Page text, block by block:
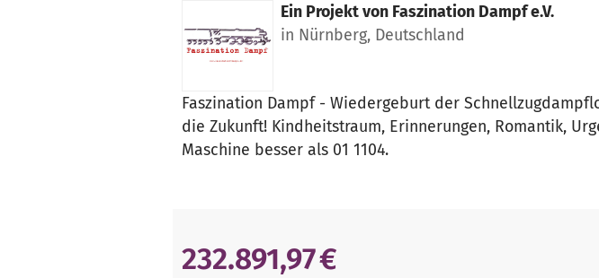
Ein Projekt von Faszination Dampf e.V.
in Nürnberg, Deutschland
Faszination Dampf - Wiedergeburt der
die Zukunft! Kindheitstraum, Erinnerungen, Romantik,
Maschine besser als 01 1104.
232.891,97 €